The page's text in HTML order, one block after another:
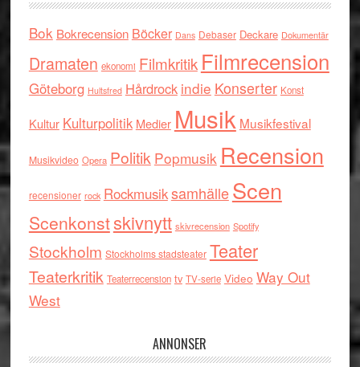
Bok Bokrecension Böcker Dans Debaser Deckare Dokumentär
Dramaten ekonomi Filmkritik Filmrecension
Göteborg Hultsfred Hårdrock indie Konserter Konst
Kultur Kulturpolitik Medier Musik Musikfestival
Musikvideo Opera Politik Popmusik Recension
recensioner rock RockmusiksamhälleScen
Scenkonstskivnytt skivrecension Spotify
Stockholm Stockholms stadsteater Teater
Teaterkritik Teaterrecension tv TV-serie Video Way Out
West
ANNONSER